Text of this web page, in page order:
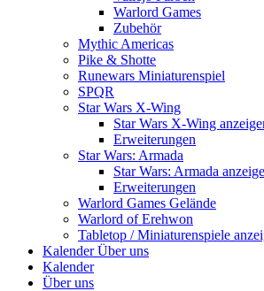
Warlord Games
Zubehör
Mythic Americas
Pike & Shotte
Runewars Miniaturenspiel
SPQR
Star Wars X-Wing
Star Wars X-Wing
Erweiterungen
Star Wars: Armada
Star Wars: Armada
Erweiterungen
Warlord Games Gelände
Warlord of Erehwon
Tabletop / Miniaturenspiele
KalenderÜber uns
Kalender
Über uns